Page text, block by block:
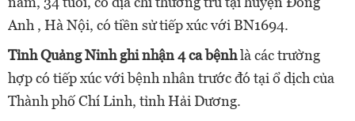
Anh , Hà Nội, có tiền sử tiếp xúc với BN1694.
Tỉnh Quảng Ninh ghi nhận 4 ca bệnhlà các trường
hợp có tiếp xúc với bệnh nhân trước đó tại ổ dịch của
Thành phố Chí Linh, tỉnh Hải Dương.